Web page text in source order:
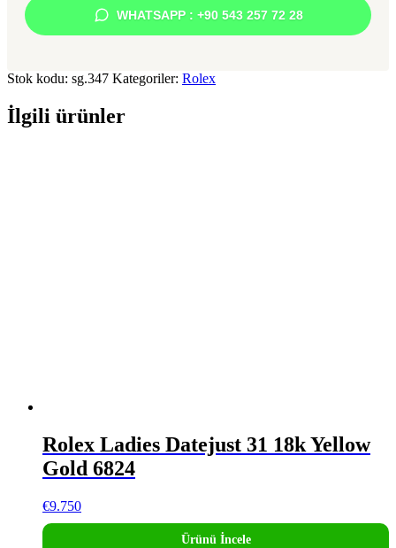
WHATSAPP : +90 543 257 72 28
Stok kodu: sg.347 Kategoriler: Rolex
İlgili ürünler
Rolex Ladies Datejust 31 18k Yellow
Gold 6824
€9.750
Ürünü İncele